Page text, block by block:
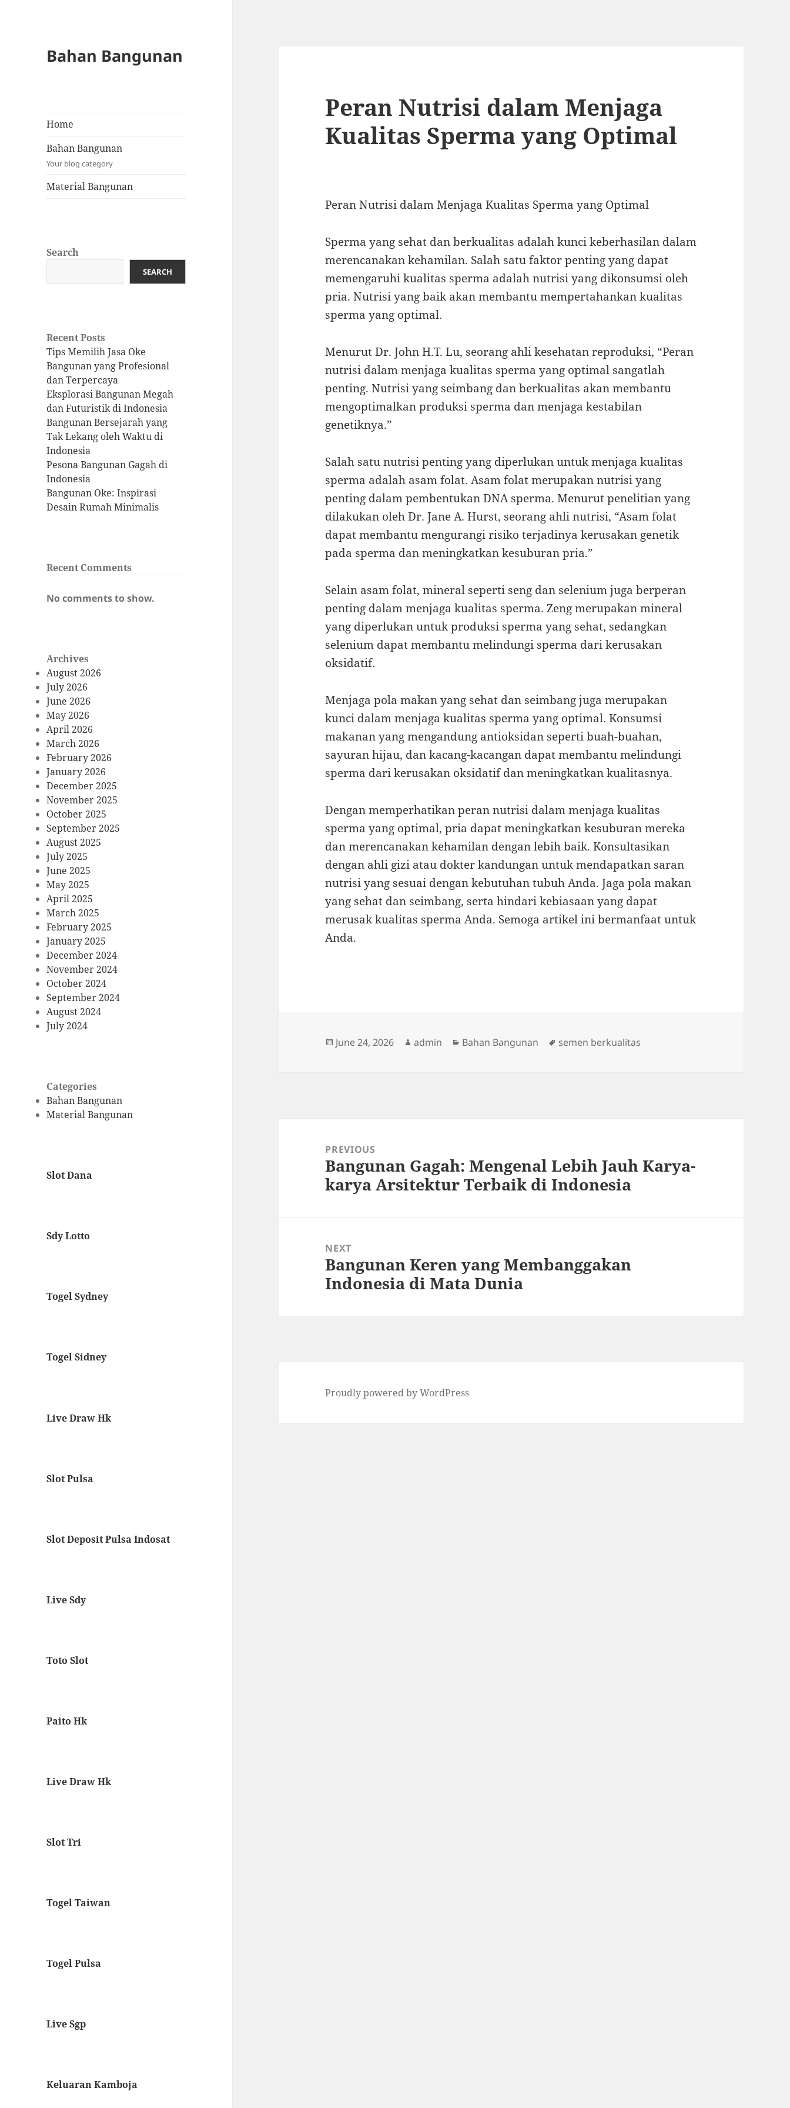
Bahan Bangunan
Home
Bahan Bangunan
Your blog category
Material Bangunan
Search
SEARCH
Recent Posts
Tips Memilih Jasa Oke
Bangunan yang Profesional
dan Terpercaya
Eksplorasi Bangunan Megah
dan Futuristik di Indonesia
Bangunan Bersejarah yang
Tak Lekang oleh Waktu di
Indonesia
Pesona Bangunan Gagah di
Indonesia
Bangunan Oke: Inspirasi
Desain Rumah Minimalis
Recent Comments
No comments to show.
Archives
August 2026
July 2026
June 2026
May 2026
April 2026
March 2026
February 2026
January 2026
December 2025
November 2025
October 2025
September 2025
August 2025
July 2025
June 2025
May 2025
April 2025
March 2025
February 2025
January 2025
December 2024
November 2024
October 2024
September 2024
August 2024
July 2024
Categories
Bahan Bangunan
Material Bangunan
Slot Dana
Sdy Lotto
Togel Sydney
Togel Sidney
Live Draw Hk
Slot Pulsa
Slot Deposit Pulsa Indosat
Live Sdy
Toto Slot
Paito Hk
Live Draw Hk
Slot Tri
Togel Taiwan
Togel Pulsa
Live Sgp
Keluaran Kamboja
Peran Nutrisi dalam Menjaga
Kualitas Sperma yang Optimal
Peran Nutrisi dalam Menjaga Kualitas Sperma yang Optimal
Sperma yang sehat dan berkualitas adalah kunci keberhasilan dalam
merencanakan kehamilan. Salah satu faktor penting yang dapat
memengaruhi kualitas sperma adalah nutrisi yang dikonsumsi oleh
pria. Nutrisi yang baik akan membantu mempertahankan kualitas
sperma yang optimal.
Menurut Dr. John H.T. Lu, seorang ahli kesehatan reproduksi, “Peran
nutrisi dalam menjaga kualitas sperma yang optimal sangatlah
penting. Nutrisi yang seimbang dan berkualitas akan membantu
mengoptimalkan produksi sperma dan menjaga kestabilan
genetiknya.”
Salah satu nutrisi penting yang diperlukan untuk menjaga kualitas
sperma adalah asam folat. Asam folat merupakan nutrisi yang
penting dalam pembentukan DNA sperma. Menurut penelitian yang
dilakukan oleh Dr. Jane A. Hurst, seorang ahli nutrisi, “Asam folat
dapat membantu mengurangi risiko terjadinya kerusakan genetik
pada sperma dan meningkatkan kesuburan pria.”
Selain asam folat, mineral seperti seng dan selenium juga berperan
penting dalam menjaga kualitas sperma. Zeng merupakan mineral
yang diperlukan untuk produksi sperma yang sehat, sedangkan
selenium dapat membantu melindungi sperma dari kerusakan
oksidatif.
Menjaga pola makan yang sehat dan seimbang juga merupakan
kunci dalam menjaga kualitas sperma yang optimal. Konsumsi
makanan yang mengandung antioksidan seperti buah-buahan,
sayuran hijau, dan kacang-kacangan dapat membantu melindungi
sperma dari kerusakan oksidatif dan meningkatkan kualitasnya.
Dengan memperhatikan peran nutrisi dalam menjaga kualitas
sperma yang optimal, pria dapat meningkatkan kesuburan mereka
dan merencanakan kehamilan dengan lebih baik. Konsultasikan
dengan ahli gizi atau dokter kandungan untuk mendapatkan saran
nutrisi yang sesuai dengan kebutuhan tubuh Anda. Jaga pola makan
yang sehat dan seimbang, serta hindari kebiasaan yang dapat
merusak kualitas sperma Anda. Semoga artikel ini bermanfaat untuk
Anda.
Posted
June 24, 2026 Author
admin Categories
Bahan Bangunan Tags
semen berkualitas
navigationPREVIOUS
Previous
post:
Bangunan Gagah: Mengenal Lebih Jauh Karya-
karya Arsitektur Terbaik di Indonesia
NEXT
Next
post:
Bangunan Keren yang Membanggakan
Indonesia di Mata Dunia
Proudly powered by WordPress